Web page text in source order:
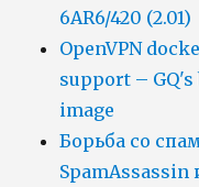
6AR6/420 (2.01)
OpenVPN
support – GQ's
image
Борьба со
SpamAssassin